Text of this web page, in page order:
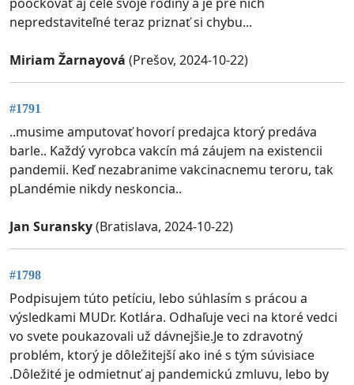
nepredstaviteľné teraz priznať si chybu...
Miriam Žarnayová (Prešov, 2024-10-22)
#1791
..musime amputovať hovorí predajca ktorý predáva
barle.. Každý vyrobca vakcín má záujem na existencii
pandemii. Keď nezabranime vakcinacnemu teroru, tak
pLandémie nikdy neskoncia..
Jan Suransky(Bratislava, 2024-10-22)
#1798
Podpisujem túto petíciu, lebo súhlasím s prácou a
výsledkami MUDr. Kotlára. Odhaľuje veci na ktoré vedci
vo svete poukazovali už dávnejšie.Je to zdravotný
problém, ktorý je dôležitejší ako iné s tým súvisiace
.Dôležité je odmietnuť aj pandemickú zmluvu, lebo by